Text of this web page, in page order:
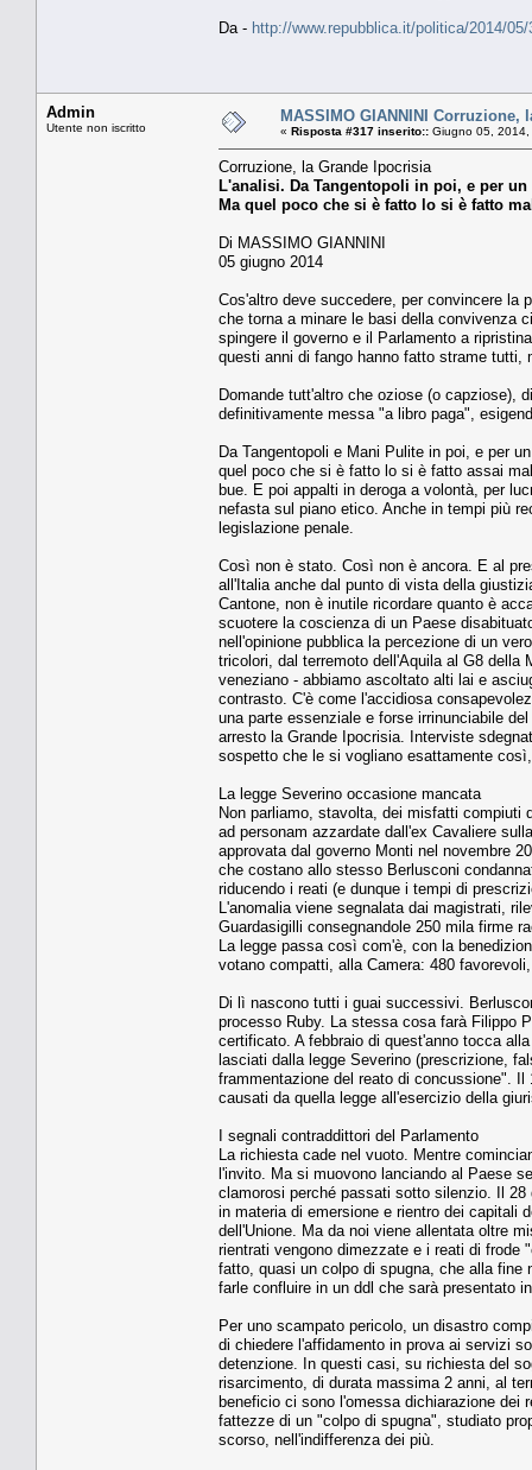
Da - http://www.repubblica.it/politica/2014/
Admin
Utente non iscritto
MASSIMO GIANNINI Corruzione,
« Risposta #317 inserito:: Giugno 05,
Corruzione, la Grande Ipocrisia
L'analisi. Da Tangentopoli in poi, e per
Ma quel poco che si è fatto lo si è fatto
Di MASSIMO GIANNINI
05 giugno 2014
Cos'altro deve succedere, per convincere la
che torna a minare le basi della convivenza
spingere il governo e il Parlamento a
questi anni di fango hanno fatto strame
Domande tutt'altro che oziose (o capziose),
definitivamente messa "a libro paga",
Da Tangentopoli e Mani Pulite in poi, e per
quel poco che si è fatto lo si è fatto assai
bue. E poi appalti in deroga a volontà, per
nefasta sul piano etico. Anche in tempi più
legislazione penale.
Così non è stato. Così non è ancora. E al
all'Italia anche dal punto di vista della
Cantone, non è inutile ricordare quanto è
scuotere la coscienza di un Paese
nell'opinione pubblica la percezione di un
tricolori, dal terremoto dell'Aquila al G8 della
veneziano - abbiamo ascoltato alti lai e
contrasto. C'è come l'accidiosa
una parte essenziale e forse irrinunciabile
arresto la Grande Ipocrisia. Interviste
sospetto che le si vogliano esattamente
La legge Severino occasione mancata
Non parliamo, stavolta, dei misfatti compiuti
ad personam azzardate dall'ex Cavaliere
approvata dal governo Monti nel novembre
che costano allo stesso Berlusconi
riducendo i reati (e dunque i tempi di
L'anomalia viene segnalata dai magistrati,
Guardasigilli consegnandole 250 mila firme
La legge passa così com'è, con la
votano compatti, alla Camera: 480
Di lì nascono tutti i guai successivi.
processo Ruby. La stessa cosa farà Filippo
certificato. A febbraio di quest'anno tocca
lasciati dalla legge Severino (prescrizione,
frammentazione del reato di concussione".
causati da quella legge all'esercizio della
I segnali contraddittori del Parlamento
La richiesta cade nel vuoto. Mentre
l'invito. Ma si muovono lanciando al Paese
clamorosi perché passati sotto silenzio. Il
in materia di emersione e rientro dei capitali
dell'Unione. Ma da noi viene allentata oltre
rientrati vengono dimezzate e i reati di frode
fatto, quasi un colpo di spugna, che alla fine
farle confluire in un ddl che sarà presentato
Per uno scampato pericolo, un disastro
di chiedere l'affidamento in prova ai servizi
detenzione. In questi casi, su richiesta del
risarcimento, di durata massima 2 anni, al
beneficio ci sono l'omessa dichiarazione
fattezze di un "colpo di spugna", studiato
scorso, nell'indifferenza dei più.